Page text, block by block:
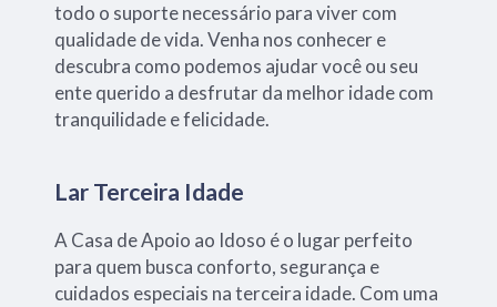
todo o suporte necessário para viver com
qualidade de vida. Venha nos conhecer e
descubra como podemos ajudar você ou seu
ente querido a desfrutar da melhor idade com
tranquilidade e felicidade.
Lar Terceira Idade
A Casa de Apoio ao Idoso é o lugar perfeito
para quem busca conforto, segurança e
cuidados especiais na terceira idade. Com uma